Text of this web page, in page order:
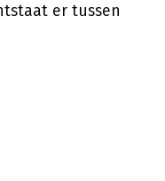
er tussen